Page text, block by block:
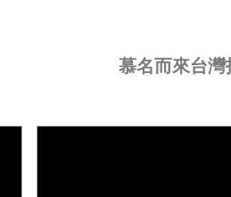
慕名而來台灣